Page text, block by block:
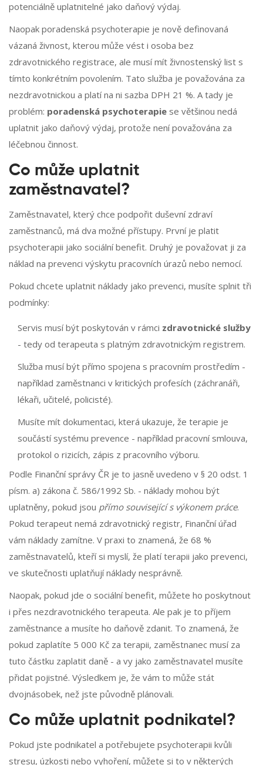
potenciálně uplatnitelné jako daňový výdaj.
Naopak poradenská psychoterapie je nově definovaná
vázaná živnost, kterou může vést i osoba bez
zdravotnického registrace, ale musí mít živnostenský list s
tímto konkrétním povolením. Tato služba je považována za
nezdravotnickou a platí na ni sazba DPH 21 %. A tady je
problém: poradenská psychoterapie se většinou nedá
uplatnit jako daňový výdaj, protože není považována za
léčebnou činnost.
Co může uplatnit
zaměstnavatel?
Zaměstnavatel, který chce podpořit duševní zdraví
zaměstnanců, má dva možné přístupy. První je platit
psychoterapii jako sociální benefit. Druhý je považovat ji za
náklad na prevenci výskytu pracovních úrazů nebo nemocí.
Pokud chcete uplatnit náklady jako prevenci, musíte splnit tři
podmínky:
Servis musí být poskytován v rámci zdravotnické služby
- tedy od terapeuta s platným zdravotnickým registrem.
Služba musí být přímo spojena s pracovním prostředím -
například zaměstnanci v kritických profesích (záchranáři,
lékaři, učitelé, policisté).
Musíte mít dokumentaci, která ukazuje, že terapie je
součástí systému prevence - například pracovní smlouva,
protokol o rizicích, zápis z pracovního výboru.
Podle Finanční správy ČR je to jasně uvedeno v § 20 odst. 1
písm. a) zákona č. 586/1992 Sb. - náklady mohou být
uplatněny, pokud jsou přímo související s výkonem práce.
Pokud terapeut nemá zdravotnický registr, Finanční úřad
vám náklady zamítne. V praxi to znamená, že 68 %
zaměstnavatelů, kteří si myslí, že platí terapii jako prevenci,
ve skutečnosti uplatňují náklady nesprávně.
Naopak, pokud jde o sociální benefit, můžete ho poskytnout
i přes nezdravotnického terapeuta. Ale pak je to příjem
zaměstnance a musíte ho daňově zdanit. To znamená, že
pokud zaplatíte 5 000 Kč za terapii, zaměstnanec musí za
tuto částku zaplatit daně - a vy jako zaměstnavatel musíte
přidat pojistné. Výsledkem je, že vám to může stát
dvojnásobek, než jste původně plánovali.
Co může uplatnit podnikatel?
Pokud jste podnikatel a potřebujete psychoterapii kvůli
stresu, úzkosti nebo vyhoření, můžete si to v některých